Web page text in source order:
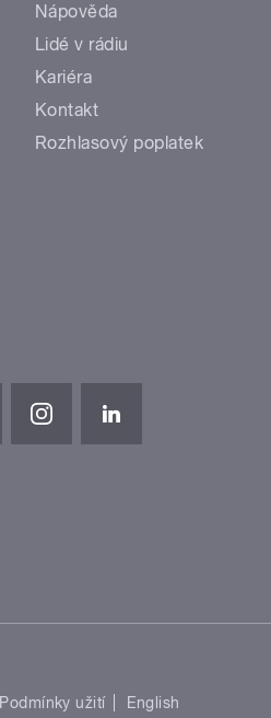
Nápověda
Lidé v rádiu
Kariéra
Kontakt
Rozhlasový poplatek
Podmínky užití English